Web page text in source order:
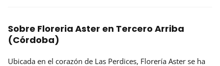
Sobre Floreria Aster en Tercero Arriba
(Córdoba)
Ubicada en el corazón de Las Perdices, Florería Aster se ha